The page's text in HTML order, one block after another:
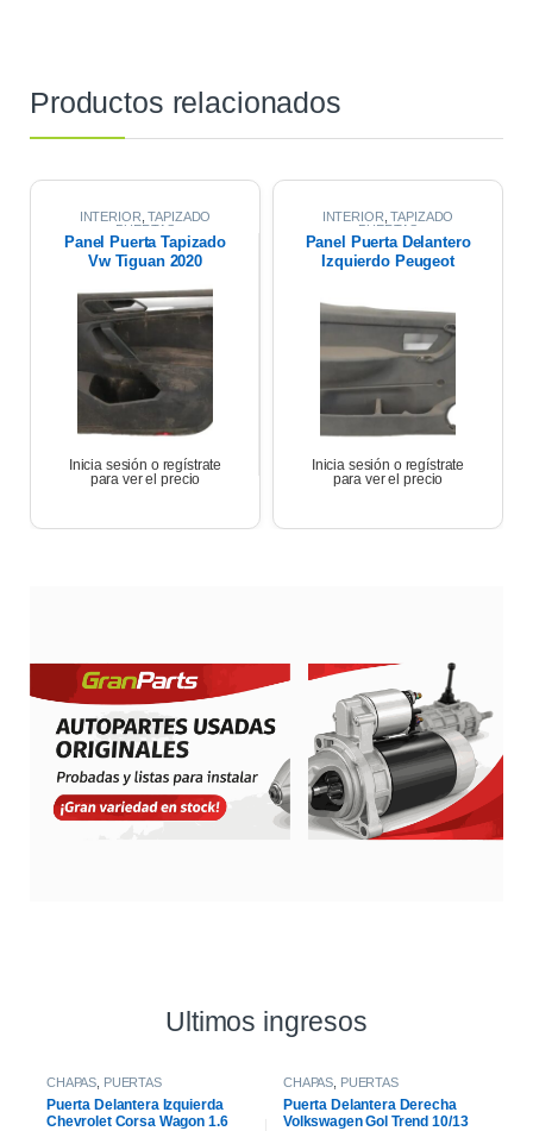
Productos relacionados
INTERIOR ,TAPIZADO
PUERTAS
Panel Puerta Tapizado
Vw Tiguan 2020
Inicia sesión o regístrate
para ver el precio
INTERIOR ,TAPIZADO
PUERTAS
Panel Puerta Delantero
Izquierdo Peugeot
Inicia sesión o regístrate
para ver el precio
Ultimos ingresos
CHAPAS PUERTAS
Puerta Delantera Izquierda
Chevrolet Corsa Wagon 1.6
CHAPAS PUERTAS
Puerta Delantera Derecha
Volkswagen Gol Trend 10/13